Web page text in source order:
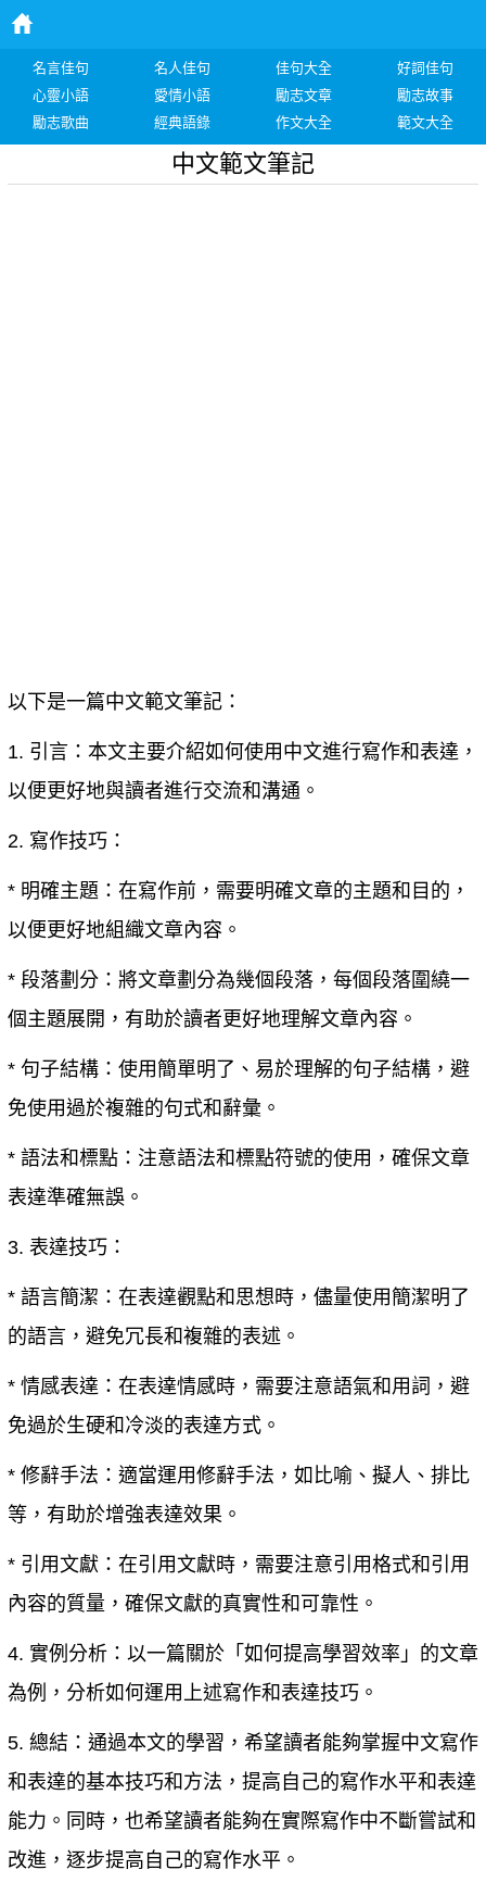
名言佳句 名人佳句 佳句大全
好詞佳句
心靈小語
愛情小語 勵志文章
勵志故事
勵志歌曲
經典語錄 作文大全 範文大全
中文範文筆記
以下是一篇中文範文筆記：
1. 引言：本文主要介紹如何使用中文進行寫作和表達，
以便更好地與讀者進行交流和溝通。
2. 寫作技巧：
* 明確主題：在寫作前，需要明確文章的主題和目的，
以便更好地組織文章內容。
* 段落劃分：將文章劃分為幾個段落，每個段落圍繞一
個主題展開，有助於讀者更好地理解文章內容。
* 句子結構：使用簡單明了、易於理解的句子結構，避
免使用過於複雜的句式和辭彙。
* 語法和標點：注意語法和標點符號的使用，確保文章
表達準確無誤。
3. 表達技巧：
* 語言簡潔：在表達觀點和思想時，儘量使用簡潔明了
的語言，避免冗長和複雜的表述。
* 情感表達：在表達情感時，需要注意語氣和用詞，避
免過於生硬和冷淡的表達方式。
* 修辭手法：適當運用修辭手法，如比喻、擬人、排比
等，有助於增強表達效果。
* 引用文獻：在引用文獻時，需要注意引用格式和引用
內容的質量，確保文獻的真實性和可靠性。
4. 實例分析：以一篇關於「如何提高學習效率」的文章
為例，分析如何運用上述寫作和表達技巧。
5. 總結：通過本文的學習，希望讀者能夠掌握中文寫作
和表達的基本技巧和方法，提高自己的寫作水平和表達
能力。同時，也希望讀者能夠在實際寫作中不斷嘗試和
改進，逐步提高自己的寫作水平。